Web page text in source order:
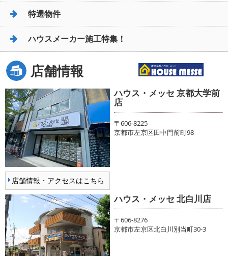
特選物件
ハウスメーカー施工特集！
店舗情報
店舗情報・アクセスはこちら
ハウス・メッセ 京都大学前
店
〒606-8225
京都市左京区田中門前町98
ハウス・メッセ 北白川店
〒606-8276
京都市左京区北白川別当町30-3